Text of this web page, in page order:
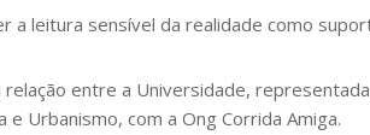
a leitura sensível da realidade como
entre a Universidade,
e Urbanismo, com a Ong Corrida Amiga.